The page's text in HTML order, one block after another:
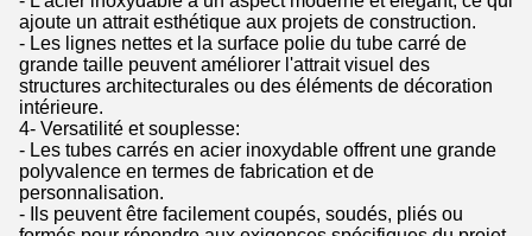
ajoute un attrait esthétique aux projets de construction.
- Les lignes nettes et la surface polie du tube carré de
grande taille peuvent améliorer l'attrait visuel des
structures architecturales ou des éléments de décoration
intérieure.
4- Versatilité et souplesse:
- Les tubes carrés en acier inoxydable offrent une grande
polyvalence en termes de fabrication et de
personnalisation.
- Ils peuvent être facilement coupés, soudés, pliés ou